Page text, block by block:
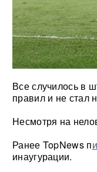
Все случилось в
правил и не стал
Несмотря на
Ранее TopNews п
инаугурации.